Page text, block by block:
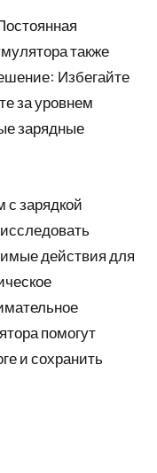
также
Избегайте
за уровнем
зарядные
с зарядкой
действия для
помогут
и сохранить